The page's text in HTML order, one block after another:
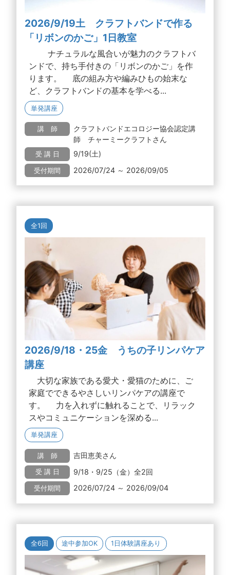
2026/9/19土 クラフトバンドで作る
「リボンのかご」1日教室
ナチュラルな風合いが魅力のクラフトバ
ンドで、持ち手付きの「リボンのかご」を作
ります。 底の組み方や編みひもの始末な
ど、クラフトバンドの基本を学べる...
単発講座
講 師
クラフトバンドエコロジー協会認定講
師 チャーミークラフトさん
受 講 日 9/19(土)
受付期間 2026/07/24 ～ 2026/09/05
全1回
2026/9/18・25金 うちの子リンパケア
講座
大切な家族である愛犬・愛猫のために、ご
家庭でできるやさしいリンパケアの講座で
す。 力を入れずに触れることで、リラック
スやコミュニケーションを深める...
単発講座
講 師 吉田恵美さん
受 講 日 9/18・9/25（金）全2回
受付期間 2026/07/24 ～ 2026/09/04
全6回 途中参加OK 1日体験講座あり